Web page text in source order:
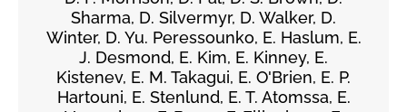
Sharma, D. Silvermyr, D. Walker, D.
Winter, D. Yu. Peressounko, E. Haslum, E.
J. Desmond, E. Kim, E. Kinney, E.
Kistenev, E. M. Takagui, E. O'Brien, E. P.
Hartouni, E. Stenlund, E. T. Atomssa, E.